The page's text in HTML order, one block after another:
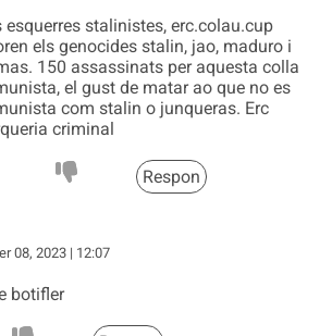
esquerres stalinistes, erc.colau.cup
els genocides stalin, jao, maduro i
150 assassinats per aquesta colla
el gust de matar ao que no es
com stalin o junqueras. Erc
criminal
Respon
08, 2023 | 12:07
botifler